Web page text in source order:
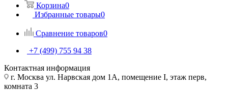
Корзина0
Избранные товары0
Сравнение товаров0
+7 (499) 755 94 38
Контактная информация
г. Москва ул. Нарвская дом 1А, помещение I, этаж перв,
комната 3